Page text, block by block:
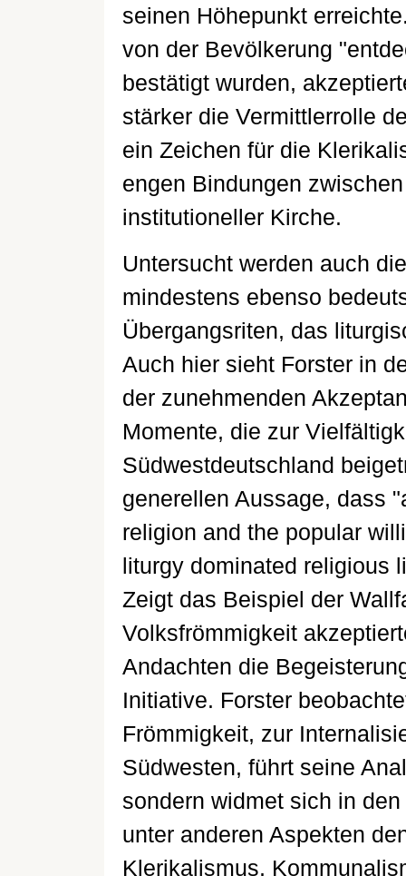
seinen Höhepunkt
von der Bevölkerung
bestätigt wurden,
stärker die Vermittlerrolle
ein Zeichen für die
engen Bindungen
institutioneller Kirche.
Untersucht werden auch
mindestens ebenso
Übergangsriten, das
Auch hier sieht Forster in
der zunehmenden
Momente, die zur
Südwestdeutschland
generellen Aussage, dass
religion and the popular
liturgy dominated religious
Zeigt das Beispiel der
Volksfrömmigkeit
Andachten die
Initiative. Forster
Frömmigkeit, zur
Südwesten, führt seine
sondern widmet sich in
unter anderen Aspekten
Klerikalismus,